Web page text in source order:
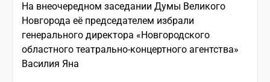
На внеочередном заседании Думы Великого
Новгорода её председателем избрали
генерального директора «Новгородского
областного театрально-концертного агентства»
Василия Яна